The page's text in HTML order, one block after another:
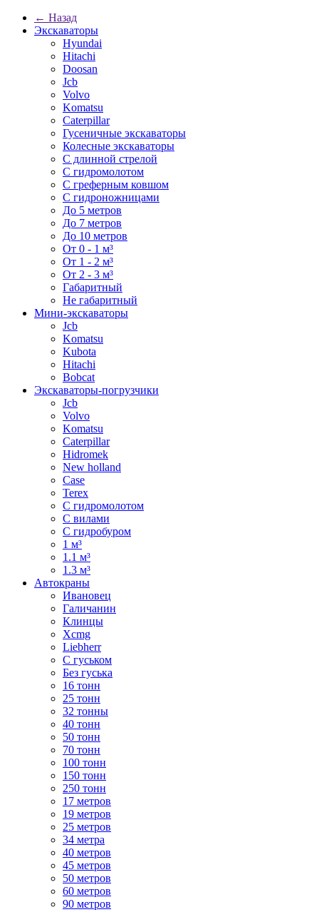
← Назад
Экскаваторы
Hyundai
Hitachi
Doosan
Jcb
Volvo
Komatsu
Caterpillar
Гусеничные экскаваторы
Колесные экскаваторы
С длинной стрелой
С гидромолотом
С греферным ковшом
С гидроножницами
До 5 метров
До 7 метров
До 10 метров
От 0 - 1 м³
От 1 - 2 м³
От 2 - 3 м³
Габаритный
Не габаритный
Мини-экскаваторы
Jcb
Komatsu
Kubota
Hitachi
Bobcat
Экскаваторы-погрузчики
Jcb
Volvo
Komatsu
Caterpillar
Hidromek
New holland
Case
Terex
С гидромолотом
С вилами
С гидробуром
1 м³
1.1 м³
1.3 м³
Автокраны
Ивановец
Галичанин
Клинцы
Xcmg
Liebherr
С гуськом
Без гуська
16 тонн
25 тонн
32 тонны
40 тонн
50 тонн
70 тонн
100 тонн
150 тонн
250 тонн
17 метров
19 метров
25 метров
34 метра
40 метров
45 метров
50 метров
60 метров
90 метров